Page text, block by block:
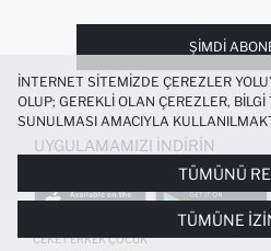
%100 PAMUK KOLEJ YAKA BOMBER
CEKET ERKEK ÇOCUK
ŞIMDI
UYGULAMAMIZI İNDIRIN
İNTERNET SITEMIZDE ÇEREZLER
OLUP; GEREKLI OLAN ÇEREZLER,
SUNULMASI AMACIYLA
ÜÇÜNCÜ TARAF ÇEREZLER ISE SIZE
DENEYIMI SUNULABILMESI,
KIŞISELLEŞTIRMESI VE AÇIK RIZA
YÖNELIK PAZARLAMA
SINIRLI OLARAK KULLANILACAKTIR.
ÇEREZ TERCIHLERIPANELI
TÜMÜNÜ
TÜMÜNE